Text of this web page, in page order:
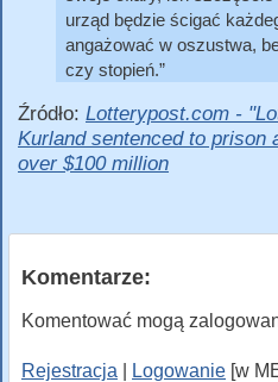
urząd będzie ścigać
angażować w oszustwa,
czy stopień.
Źródło: Lotterypost.com -
Kurland sentenced to prison
over $100 million
Komentarze:
Komentować mogą
Rejestracja Logowanie [w